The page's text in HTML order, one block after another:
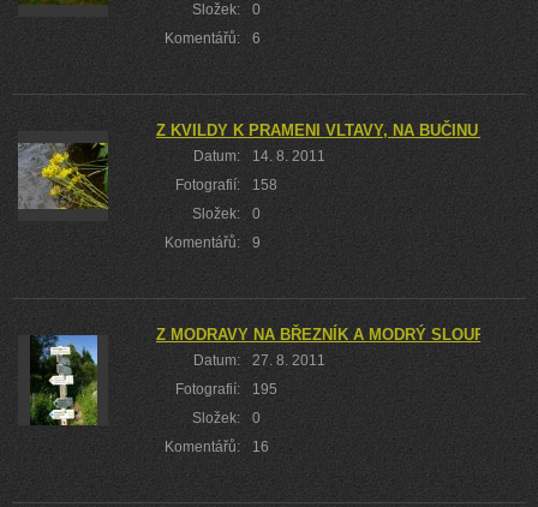
Složek:
0
Komentářů:
6
Z KVILDY K PRAMENI VLTAVY, NA BUČINU A ZPĚT
Datum:
14. 8. 2011
Fotografií:
158
Složek:
0
Komentářů:
9
Z MODRAVY NA BŘEZNÍK A MODRÝ SLOUP DO
Datum:
27. 8. 2011
Fotografií:
195
Složek:
0
Komentářů:
16